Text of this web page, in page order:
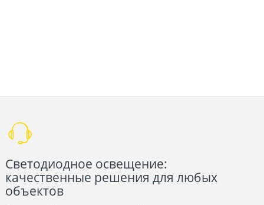
Светодиодное освещение:
качественные решения для любых
объектов